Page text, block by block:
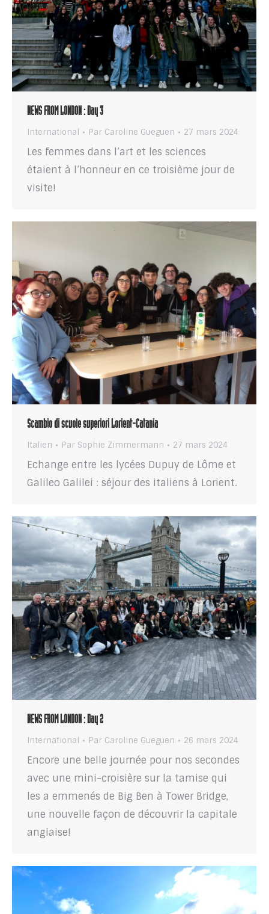
NEWS FROM LONDON : Day 3
International Par Caroline Gueguen 27 mars 2024
Les femmes dans l’art et les sciences
étaient à l’honneur en ce troisième jour de
visite!
Scambio di scuole superiori Lorient-Catania
Italien Par Sophie Zimmermann 27 mars 2024
Echange entre les lycées Dupuy de Lôme et
Galileo Galilei : séjour des italiens à Lorient.
NEWS FROM LONDON : Day 2
International Par Caroline Gueguen 26 mars 2024
Encore une belle journée pour nos secondes
avec une mini-croisière sur la tamise qui
les a emmenés de Big Ben à Tower Bridge,
une nouvelle façon de découvrir la capitale
anglaise!